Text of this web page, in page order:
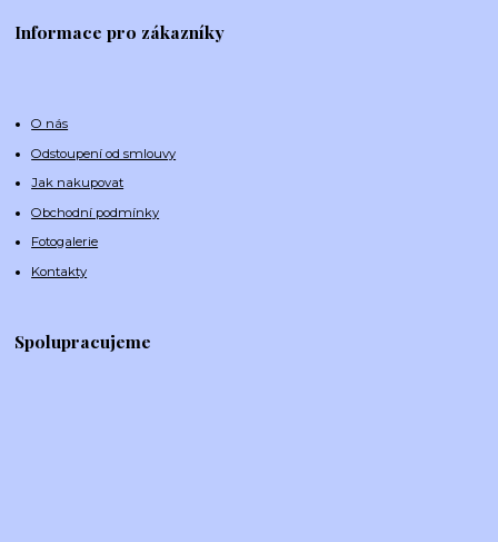
Informace pro zákazníky
O nás
Odstoupení od smlouvy
Jak nakupovat
Obchodní podmínky
Fotogalerie
Kontakty
Spolupracujeme